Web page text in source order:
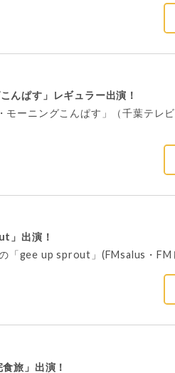
んぱす」レギュラー出演！
モーニングこんぱす」（千葉テ
」出演！
「gee up sprout」(FMsalus・
旅」出演！